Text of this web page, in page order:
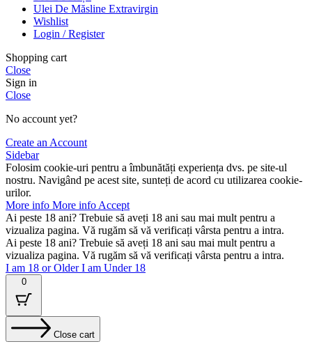
Ulei De Măsline Extravirgin
Wishlist
Login / Register
Shopping cart
Close
Sign in
Close
No account yet?
Create an Account
Sidebar
Folosim cookie-uri pentru a îmbunătăți experiența dvs. pe site-ul
nostru. Navigând pe acest site, sunteți de acord cu utilizarea cookie-
urilor.
More info More info Accept
Ai peste 18 ani? Trebuie să aveți 18 ani sau mai mult pentru a
vizualiza pagina. Vă rugăm să vă verificați vârsta pentru a intra.
Ai peste 18 ani? Trebuie să aveți 18 ani sau mai mult pentru a
vizualiza pagina. Vă rugăm să vă verificați vârsta pentru a intra.
I am 18 or OlderI am Under 18
0
Close cart